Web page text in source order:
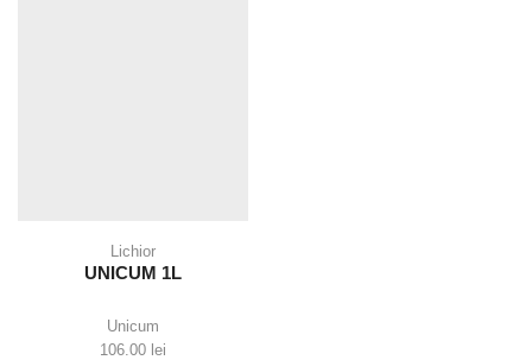
Lichior
UNICUM 1L
Unicum
106.00 lei